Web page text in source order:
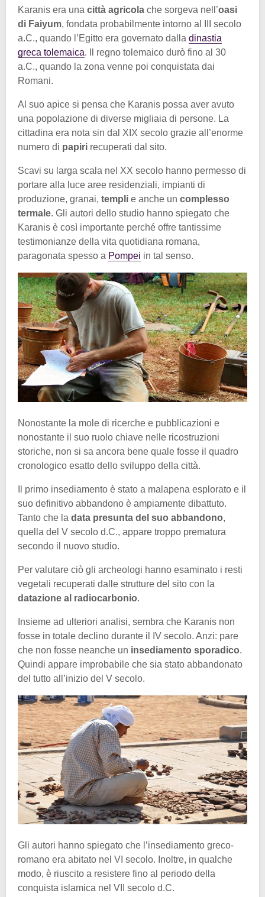
Karanis era una città agricola che sorgeva nell’oasi
di Faiyum, fondata probabilmente intorno al III secolo
a.C., quando l’Egitto era governato dalla dinastia
greca tolemaica. Il regno tolemaico durò fino al 30
a.C., quando la zona venne poi conquistata dai
Romani.
Al suo apice si pensa che Karanis possa aver avuto
una popolazione di diverse migliaia di persone. La
cittadina era nota sin dal XIX secolo grazie all’enorme
numero di papiri recuperati dal sito.
Scavi su larga scala nel XX secolo hanno permesso di
portare alla luce aree residenziali, impianti di
produzione, granai, templi e anche un complesso
termale. Gli autori dello studio hanno spiegato che
Karanis è così importante perché offre tantissime
testimonianze della vita quotidiana romana,
paragonata spesso a Pompei in tal senso.
Nonostante la mole di ricerche e pubblicazioni e
nonostante il suo ruolo chiave nelle ricostruzioni
storiche, non si sa ancora bene quale fosse il quadro
cronologico esatto dello sviluppo della città.
Il primo insediamento è stato a malapena esplorato e il
suo definitivo abbandono è ampiamente dibattuto.
Tanto che la data presunta del suo abbandono,
quella del V secolo d.C., appare troppo prematura
secondo il nuovo studio.
Per valutare ciò gli archeologi hanno esaminato i resti
vegetali recuperati dalle strutture del sito con la
datazione al radiocarbonio.
Insieme ad ulteriori analisi, sembra che Karanis non
fosse in totale declino durante il IV secolo. Anzi: pare
che non fosse neanche un insediamento sporadico.
Quindi appare improbabile che sia stato abbandonato
del tutto all’inizio del V secolo.
Gli autori hanno spiegato che l’insediamento greco-
romano era abitato nel VI secolo. Inoltre, in qualche
modo, è riuscito a resistere fino al periodo della
conquista islamica nel VII secolo d.C.